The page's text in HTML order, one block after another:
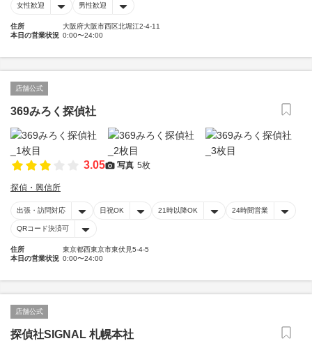
女性歓迎 男性歓迎
住所
大阪府大阪市西区北堀江2-4-11
本日の営業状況 0:00〜24:00
店舗公式
369みろく探偵社
3.05 写真 5枚
探偵・興信所
出張・訪問対応 日祝OK 21時以降OK 24時間営業
QRコード決済可
住所
東京都西東京市東伏見5-4-5
本日の営業状況 0:00〜24:00
店舗公式
探偵社SIGNAL 札幌本社